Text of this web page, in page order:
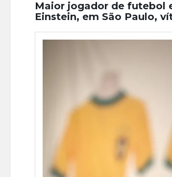
Maior jogador de futebol
Einstein, em São Paulo,